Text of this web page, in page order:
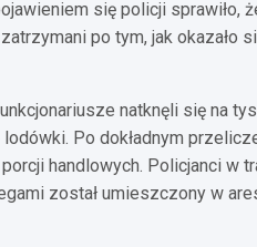
się policji sprawiło,
po tym, jak okazało
natknęli się na
Po dokładnym
handlowych. Policjanci w
został umieszczony w